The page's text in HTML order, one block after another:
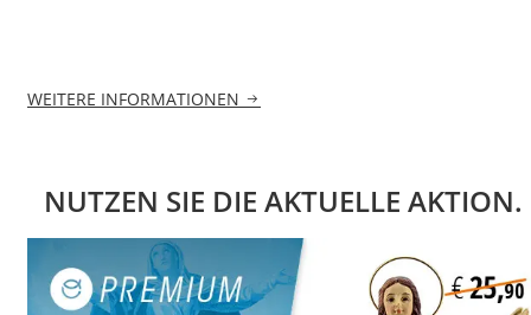
WEITERE INFORMATIONEN
NUTZEN SIE DIE AKTUELLE AKTION.